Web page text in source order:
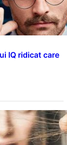
IQ ridicat care